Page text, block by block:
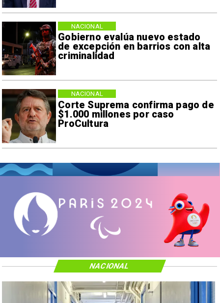
Gobierno evalúa nuevo estado
de excepción en barrios con alta
criminalidad
NACIONAL
Corte Suprema confirma pago de
$1.000 millones por caso
ProCultura
NACIONAL
NACIONAL